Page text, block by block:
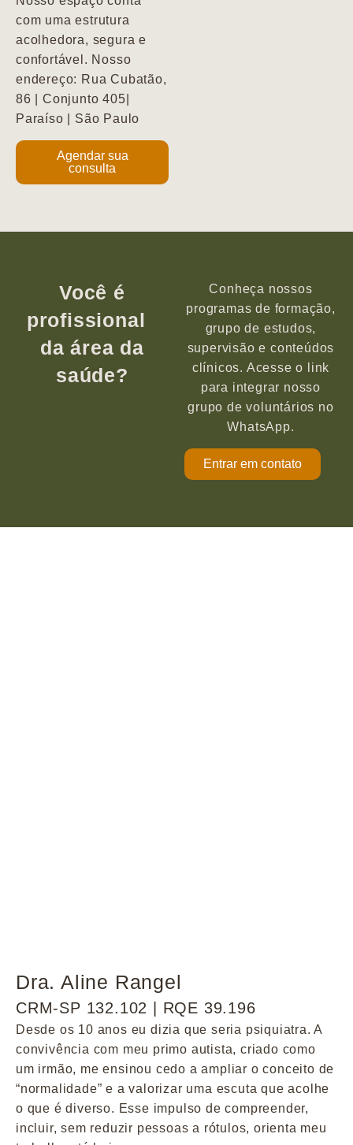
com uma estrutura
acolhedora, segura e
confortável. Nosso
endereço: Rua Cubatão,
86 | Conjunto 405|
Paraíso | São Paulo
Agendar sua
consulta
Você é
profissional
da área da
saúde?
Conheça nossos
programas de formação,
grupo de estudos,
supervisão e conteúdos
clínicos. Acesse o link
para integrar nosso
grupo de voluntários no
WhatsApp.
Entrar em contato
Dra. Aline Rangel
CRM-SP 132.102 | RQE 39.196
Desde os 10 anos eu dizia que seria psiquiatra. A
convivência com meu primo autista, criado como
um irmão, me ensinou cedo a ampliar o conceito de
“normalidade” e a valorizar uma escuta que acolhe
o que é diverso. Esse impulso de compreender,
incluir, sem reduzir pessoas a rótulos, orienta meu